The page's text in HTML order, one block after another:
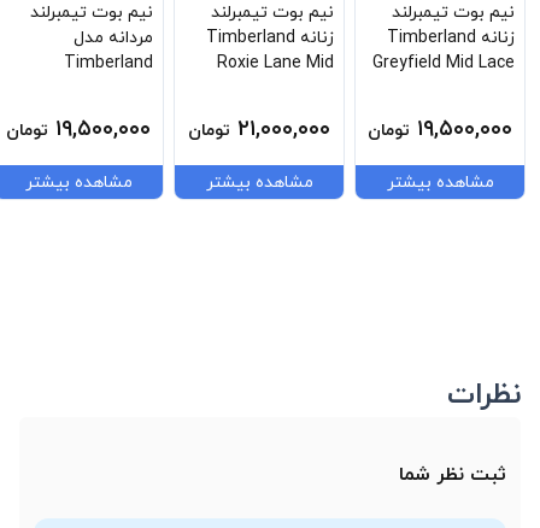
نیم بوت تیمبرلند
زنانه Timberland
Greyfield Mid Lace
۱۹,۵۰۰,۰۰۰ تومان
مشاهده بیشتر
نیم بوت تیمبرلند
زنانه Timberland
Roxie Lane Mid
۲۱,۰۰۰,۰۰۰ تومان
مشاهده بیشتر
نیم بوت تیمبرلند
مردانه مدل
Timberland
Lace Sneaker Tb-
0a69m1-Em5
۱۹,۵۰۰,۰۰۰ تومان
مشاهده بیشتر
نظرات
ثبت نظر شما